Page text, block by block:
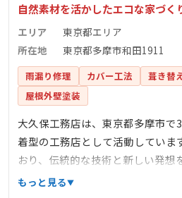
自然素材を活かしたエコな家づく
エリア
東京都エリア
所在地
東京都多摩市和田1911
雨漏り修理 カバー工法 葺き替
屋根外壁塗装
大久保工務店は、東京都多摩市で
着型の工務店として活動していま
おり、伝統的な技術と新しい発想
提供しています。特に、自然素材
もっと見る